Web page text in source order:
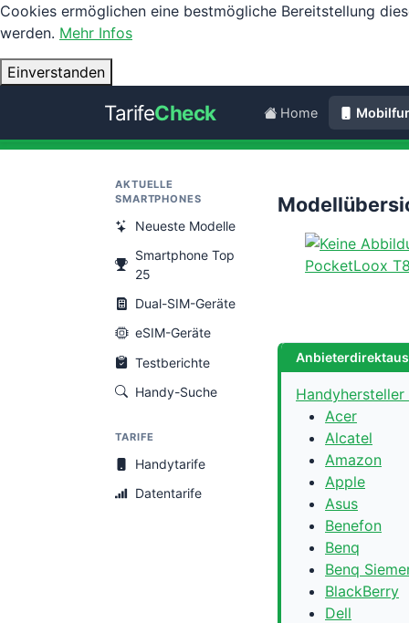
Cookies ermöglichen eine bestmögliche Bereitstellung
werden. Mehr Infos
Einverstanden
TarifeCheck Home
AKTUELLE
SMARTPHONES
Neueste Modelle
Smartphone Top
25
Dual-SIM-Geräte
eSIM-Geräte
Testberichte
Handy-Suche
TARIFE
Handytarife
Datentarife
PocketLoox
Handyhersteller
Acer
Alcatel
Amazon
Apple
Asus
Benefon
Benq
Benq
BlackBerry
Dell